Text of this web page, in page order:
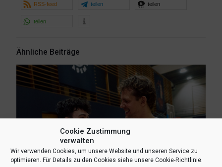
Cookie Zustimmung
verwalten
Wir verwenden Cookies, um unsere Website und unseren Service zu
optimieren. Für Details zu den Cookies siehe unsere Cookie-Richtlinie.
RSS-feed teilen teilen
teilen
Ähnliche Beiträge